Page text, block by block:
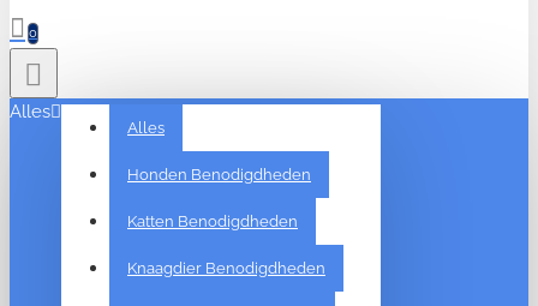
0
Alles
Alles
Honden Benodigdheden
Katten Benodigdheden
Knaagdier Benodigdheden